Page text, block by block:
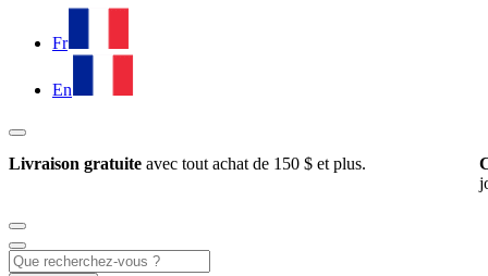
Fr
En
Livraison gratuite avec tout achat de 150 $ et plus.